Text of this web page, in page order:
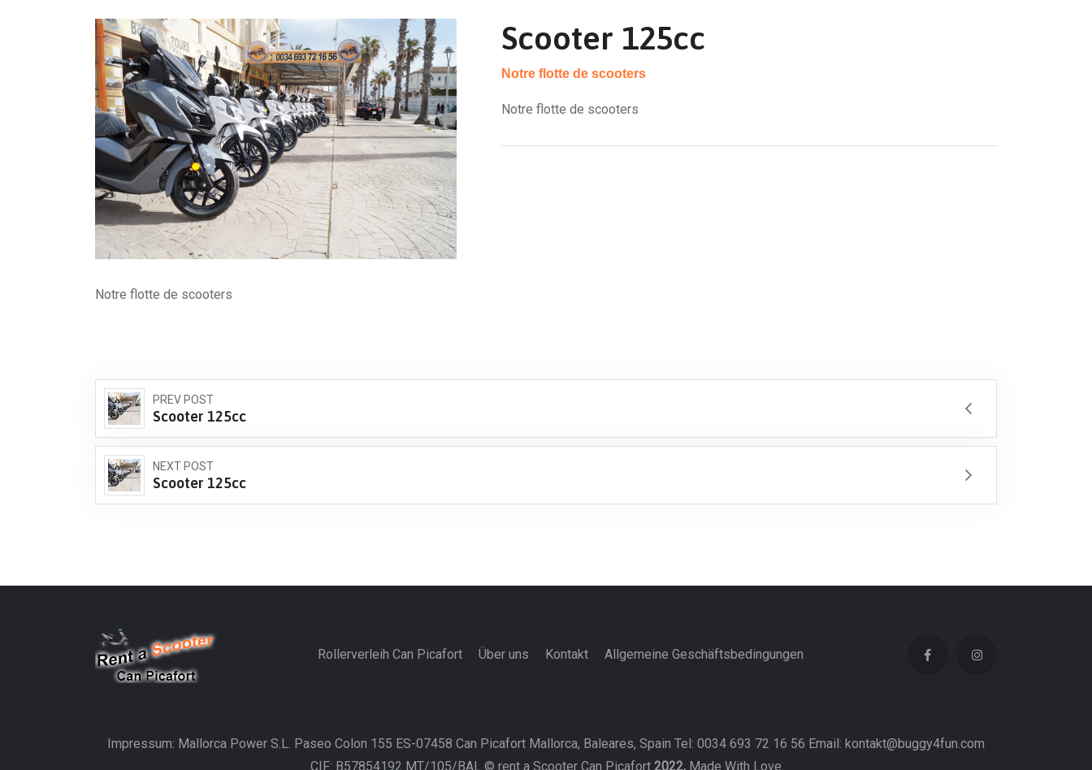
Scooter 125cc
Notre flotte de scooters
Notre flotte de scooters
Notre flotte de scooters
PREV POST
Scooter 125cc
NEXT POST
Scooter 125cc
Rollerverleih Can Picafort Über uns Kontakt Allgemeine Geschäftsbedingungen
Impressum: Mallorca Power S.L. Paseo Colon 155 ES-07458 Can Picafort Mallorca, Baleares, Spain Tel: 0034 693 72 16 56 Email: kontakt@buggy4fun.com
CIF: B57854192 MT/105/BAL © rent a Scooter Can Picafort 2022, Made With Love